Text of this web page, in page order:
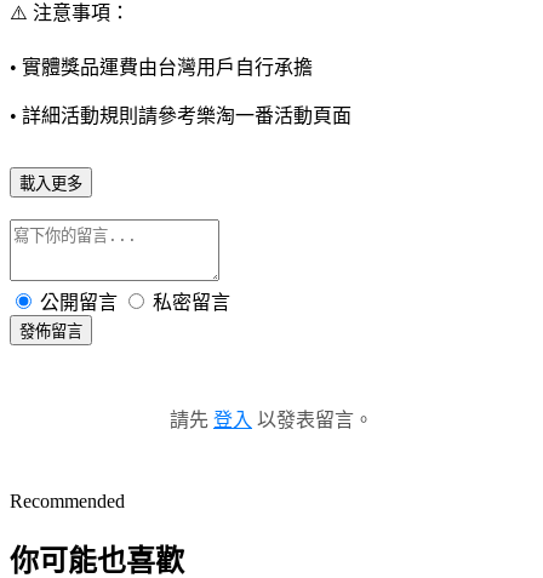
⚠️ 注意事項：
• 實體獎品運費由台灣用戶自行承擔
• 詳細活動規則請參考樂淘一番活動頁面
載入更多
公開留言 私密留言
發佈留言
請先 登入 以發表留言。
Recommended
你可能也喜歡